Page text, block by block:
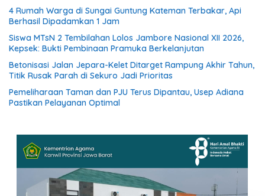
4 Rumah Warga di Sungai Guntung Kateman Terbakar, Api
Berhasil Dipadamkan 1 Jam
Siswa MTsN 2 Tembilahan Lolos Jambore Nasional XII 2026,
Kepsek: Bukti Pembinaan Pramuka Berkelanjutan
Betonisasi Jalan Jepara-Kelet Ditarget Rampung Akhir Tahun,
Titik Rusak Parah di Sekuro Jadi Prioritas
Pemeliharaan Taman dan PJU Terus Dipantau, Usep Adiana
Pastikan Pelayanan Optimal